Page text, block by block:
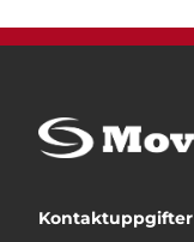
Kontaktuppgifter